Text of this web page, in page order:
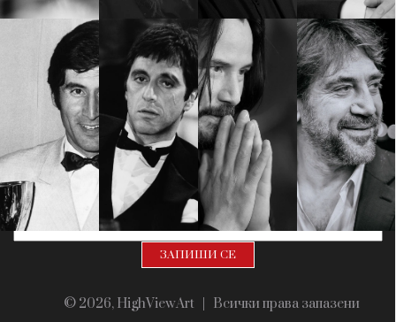
СЛЕДВАЙТЕ НИ
Facebook Instagram Twitter
Pinterest
YouTube
Spotify Soundcloud
Ако нашият сайт ви харесва, можете да се абонирате за
седмичния ни нюзлетър тук:
© 2026, HighViewArt | Всички права запазени